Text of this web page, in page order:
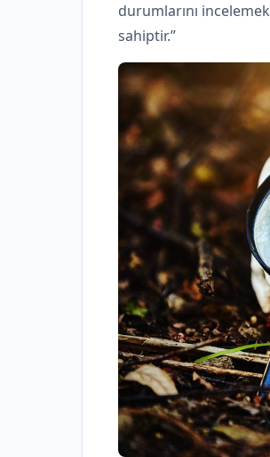
durumlarını
sahiptir.”